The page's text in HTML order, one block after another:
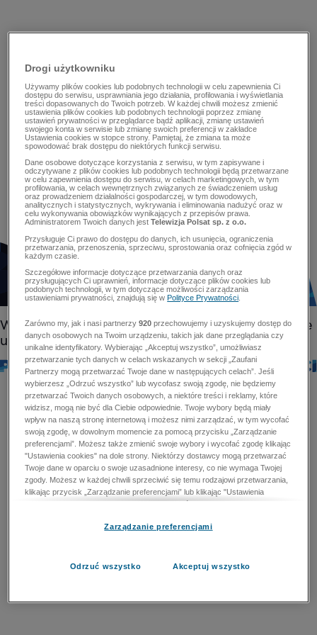
Drogi użytkowniku
Używamy plików cookies lub podobnych technologii w celu zapewnienia Ci
dostępu do serwisu, usprawniania jego działania, profilowania i wyświetlania
treści dopasowanych do Twoich potrzeb. W każdej chwili możesz zmienić
ustawienia plików cookies lub podobnych technologii poprzez zmianę
ustawień prywatności w przeglądarce bądź aplikacji, zmianę ustawień
swojego konta w serwisie lub zmianę swoich preferencji w zakładce
Ustawienia cookies w stopce strony. Pamiętaj, że zmiana ta może
spowodować brak dostępu do niektórych funkcji serwisu.
Dane osobowe dotyczące korzystania z serwisu, w tym zapisywane i
odczytywane z plików cookies lub podobnych technologii będą przetwarzane
w celu zapewnienia dostępu do serwisu, w celach marketingowych, w tym
profilowania, w celach wewnętrznych związanych ze świadczeniem usług
oraz prowadzeniem działalności gospodarczej, w tym dowodowych,
analitycznych i statystycznych, wykrywania i eliminowania nadużyć oraz w
celu wykonywania obowiązków wynikających z przepisów prawa.
Administratorem Twoich danych jestTelewizja Polsat sp. z o.o.
Przysługuje Ci prawo do dostępu do danych, ich usunięcia, ograniczenia
przetwarzania, przenoszenia, sprzeciwu, sprostowania oraz cofnięcia zgód w
każdym czasie.
Szczegółowe informacje dotyczące przetwarzania danych oraz
przysługujących Ci uprawnień, informacje dotyczące plików cookies lub
podobnych technologii, w tym dotyczące możliwości zarządzania
ustawieniami prywatności, znajdują się wPolityce Prywatności
Zarówno my, jak i nasi partnerzy920 przechowujemy i uzyskujemy dostęp do
danych osobowych na Twoim urządzeniu, takich jak dane przeglądania czy
unikalne identyfikatory. Wybierając „Akceptuj wszystko”, umożliwiasz
przetwarzanie tych danych w celach wskazanych w sekcji „Zaufani
Partnerzy mogą przetwarzać Twoje dane w następujących celach”. Jeśli
wybierzesz „Odrzuć wszystko” lub wycofasz swoją zgodę, nie będziemy
przetwarzać Twoich danych osobowych, a niektóre treści i reklamy, które
widzisz, mogą nie być dla Ciebie odpowiednie. Twoje wybory będą miały
wpływ na naszą stronę internetową i możesz nimi zarządzać, w tym wycofać
swoją zgodę, w dowolnym momencie za pomocą przycisku „Zarządzanie
preferencjami”. Możesz także zmienić swoje wybory i wycofać zgodę klikając
"Ustawienia cookies" na dole strony. Niektórzy dostawcy mogą przetwarzać
Twoje dane w oparciu o swoje uzasadnione interesy, co nie wymaga Twojej
zgody. Możesz w każdej chwili sprzeciwić się temu rodzajowi przetwarzania,
klikając przycisk „Zarządzanie preferencjami” lub klikając "Ustawienia
cookies" na dole strony. Nie możesz sprzeciwić się przetwarzaniu przez
zapobiegania oszustwom i naprawiania błędów, a w tym celu mogą zostać
przetwarzaniu danych osobowych w celu dostarczania i prezentacji reklam i
Zarządzanie preferencjami
Odrzuć wszystko Akceptuj wszystko